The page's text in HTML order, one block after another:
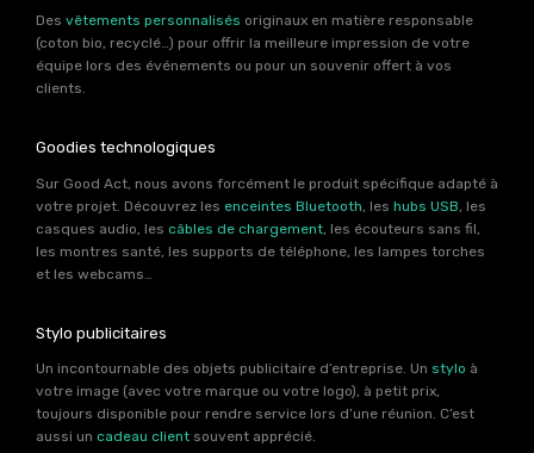
Des vêtements personnalisés originaux en matière responsable
(coton bio, recyclé…) pour offrir la meilleure impression de votre
équipe lors des événements ou pour un souvenir offert à vos
clients.
Goodies technologiques
Sur Good Act, nous avons forcément le produit spécifique adapté à
votre projet. Découvrez les enceintes Bluetooth , les hubs USB , les
casques audio, les câbles de chargement , les écouteurs sans fil,
les montres santé, les supports de téléphone, les lampes torches
et les webcams…
Stylo publicitaires
Un incontournable des objets publicitaire d’entreprise. Un stylo à
votre image (avec votre marque ou votre logo), à petit prix,
toujours disponible pour rendre service lors d’une réunion. C’est
aussi un cadeau client souvent apprécié.